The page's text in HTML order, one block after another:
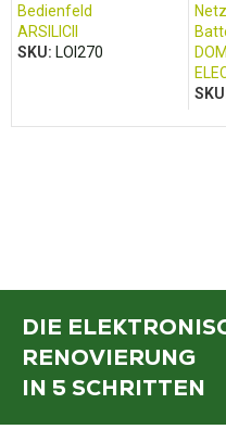
Bedienfeld
ARSILICII
SKU: LOI270
DIE
RENOVIERUNG
IN 5 SCHRITTEN